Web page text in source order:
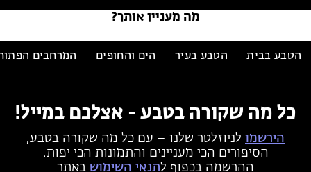
מה מעניין אותך?
הטבע בבית הטבע בעיר הים והחופים המרחבים
כל מה שקורה בטבע - אצלכם במייל!
הירשמו לניוזלטר שלנו – עם כל מה שקורה בטבע,
הסיפורים הכי מעניינים והתמונות הכי יפות.
ההרשמה בכפוף לתנאי השימוש באתר